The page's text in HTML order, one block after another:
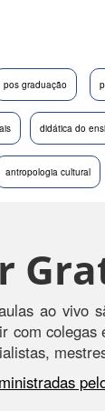
pos graduação
didática do
antropologia cultural
ao vivo
com colegas